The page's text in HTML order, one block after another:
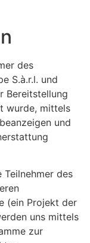
des
S.à.r.l. und
Bereitstellung
wurde, mittels
und
des
(ein Projekt der
uns mittels
zur